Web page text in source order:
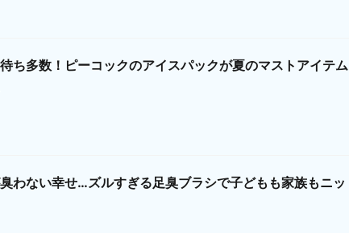
ち多数！ピーコックのアイスパックが夏のマストアイテム
わない幸せ…ズルすぎる足臭ブラシで子どもも家族もニッ